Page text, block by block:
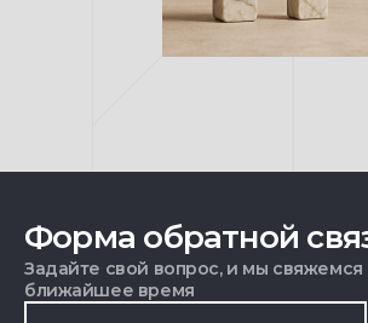
Форма обратной
Задайте свой вопрос, и мы свяжемся
ближайшее время